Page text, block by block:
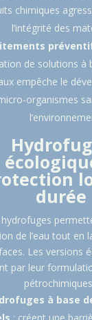
chimiques
l’intégrité des
de solutions à
empêche le
organismes
durée
hydrofuges
de l’eau tout en
Les versions
par leur
à base